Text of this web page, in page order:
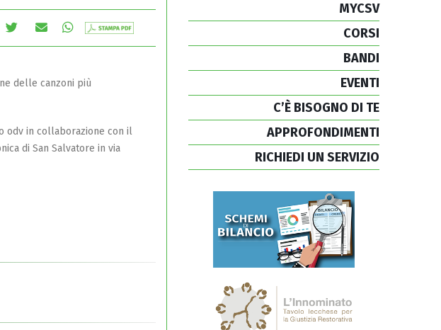
delle canzoni più
odv in collaborazione con il
di San Salvatore in via
MYCSV
CORSI
BANDI
EVENTI
C’È BISOGNO DI TE
APPROFONDIMENTI
RICHIEDI UN SERVIZIO